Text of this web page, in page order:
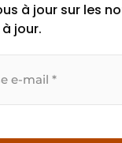
à jour sur les
jour.